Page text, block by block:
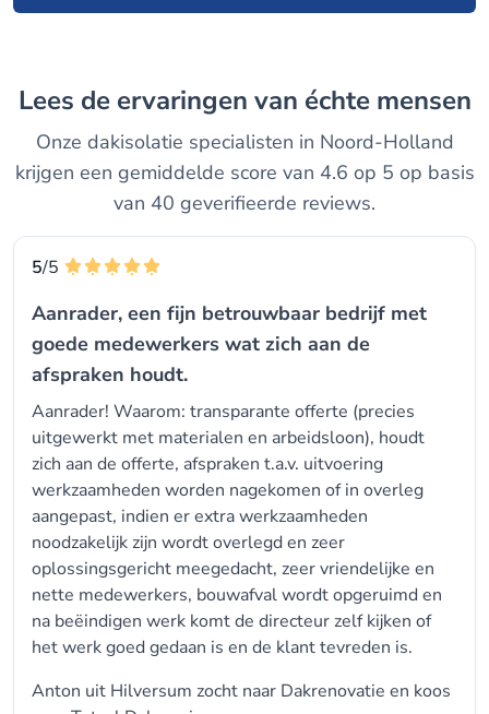
Lees de ervaringen van échte mensen
Onze dakisolatie specialisten in Noord-Holland
krijgen een gemiddelde score van 4.6 op 5 op basis
van 40 geverifieerde reviews.
5/5
Aanrader, een fijn betrouwbaar bedrijf met
goede medewerkers wat zich aan de
afspraken houdt.
Aanrader! Waarom: transparante offerte (precies
uitgewerkt met materialen en arbeidsloon), houdt
zich aan de offerte, afspraken t.a.v. uitvoering
werkzaamheden worden nagekomen of in overleg
aangepast, indien er extra werkzaamheden
noodzakelijk zijn wordt overlegd en zeer
oplossingsgericht meegedacht, zeer vriendelijke en
nette medewerkers, bouwafval wordt opgeruimd en
na beëindigen werk komt de directeur zelf kijken of
het werk goed gedaan is en de klant tevreden is.
Anton uit Hilversum zocht naar Dakrenovatie en koos